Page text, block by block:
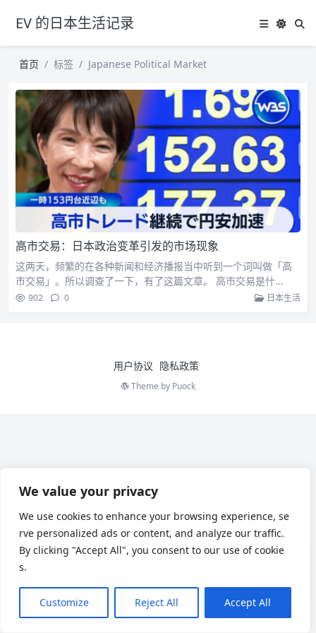
We value your privacy
We use cookies to enhance your browsing experience, se
rve personalized ads or content, and analyze our traffic.
By clicking "Accept All", you consent to our use of cookie
s.
Customize Reject All Accept All
EV 的日本生活记录
首页 标签 Japanese Political Market
高市交易：日本政治变革引发的市场现象
这两天，频繁的在各种新闻和经济播报当中听到一个词叫做「高
市交易」。所以调查了一下，有了这篇文章。 高市交易是什…
902 0 日本生活
用户协议 隐私政策
Theme by Puock